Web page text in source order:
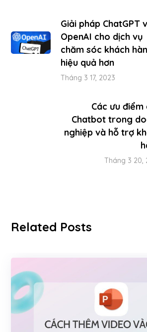
Giải pháp ChatGPT
OpenAI cho dịch vụ
chăm sóc khách
hiệu quả hơn
Tháng 3 17, 2023
Các ưu điểm
Chatbot trong
nghiệp và hỗ trợ
Tháng 3 20,
Related Posts